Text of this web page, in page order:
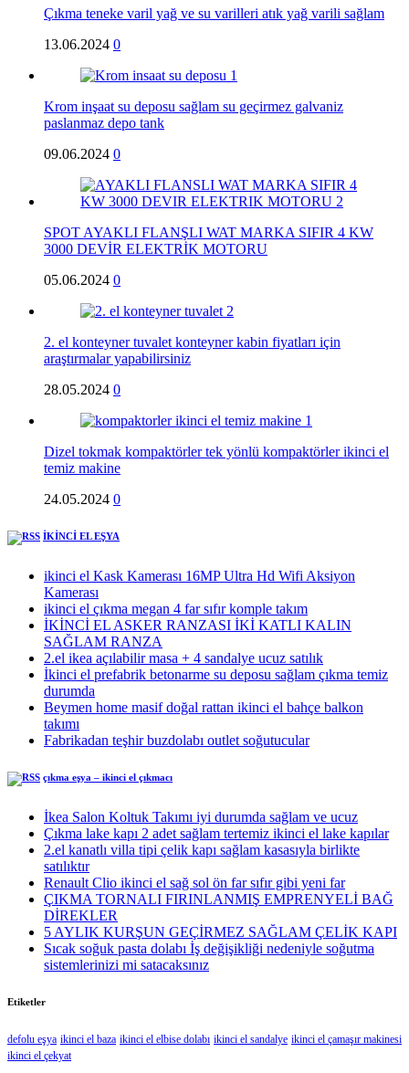
Çıkma teneke varil yağ ve su varilleri atık yağ varili sağlam
13.06.2024 0
Krom inşaat su deposu sağlam su geçirmez galvaniz
paslanmaz depo tank
09.06.2024 0
SPOT AYAKLI FLANŞLI WAT MARKA SIFIR 4 KW
3000 DEVİR ELEKTRİK MOTORU
05.06.2024 0
2. el konteyner tuvalet konteyner kabin fiyatları için
araştırmalar yapabilirsiniz
28.05.2024 0
Dizel tokmak kompaktörler tek yönlü kompaktörler ikinci el
temiz makine
24.05.2024 0
İKİNCİ EL EŞYA
ikinci el Kask Kamerası 16MP Ultra Hd Wifi Aksiyon
Kamerası
ikinci el çıkma megan 4 far sıfır komple takım
İKİNCİ EL ASKER RANZASI İKİ KATLI KALIN
SAĞLAM RANZA
2.el ikea açılabilir masa + 4 sandalye ucuz satılık
İkinci el prefabrik betonarme su deposu sağlam çıkma temiz
durumda
Beymen home masif doğal rattan ikinci el bahçe balkon
takımı
Fabrikadan teşhir buzdolabı outlet soğutucular
çıkma eşya – ikinci el çıkmacı
İkea Salon Koltuk Takımı iyi durumda sağlam ve ucuz
Çıkma lake kapı 2 adet sağlam tertemiz ikinci el lake kapılar
2.el kanatlı villa tipi çelik kapı sağlam kasasıyla birlikte
satılıktır
Renault Clio ikinci el sağ sol ön far sıfır gibi yeni far
ÇIKMA TORNALI FIRINLANMIŞ EMPRENYELİ BAĞ
DİREKLER
5 AYLIK KURŞUN GEÇİRMEZ SAĞLAM ÇELİK KAPI
Sıcak soğuk pasta dolabı İş değişikliği nedeniyle soğutma
sistemlerinizi mi satacaksınız
Etiketler
defolu eşya ikinci el baza ikinci el elbise dolabı ikinci el sandalye ikinci el çamaşır makinesi
ikinci el çekyat